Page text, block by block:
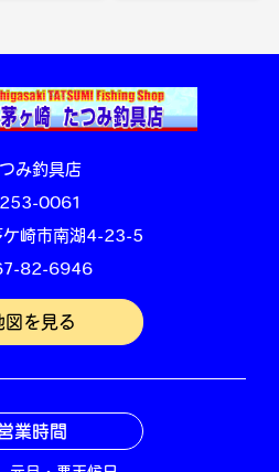
み釣具店
0061
ケ崎市南湖4-23-5
82-6946
図を見る
業時間